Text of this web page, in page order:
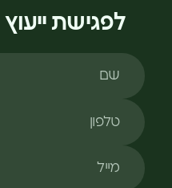
לפגישת
שם
טלפון
מייל